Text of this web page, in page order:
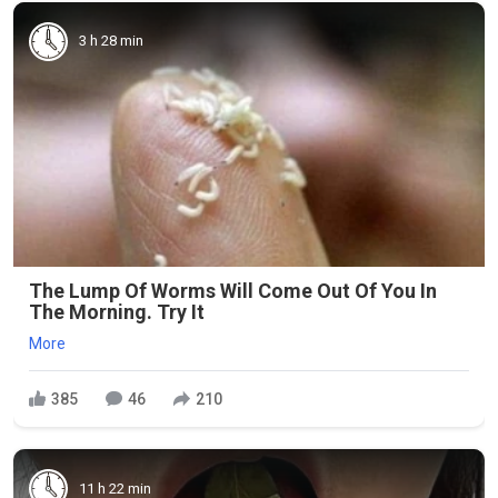
3 h 28 min
The Lump Of Worms Will Come Out Of You In
The Morning. Try It
More
385 46 210
11 h 22 min